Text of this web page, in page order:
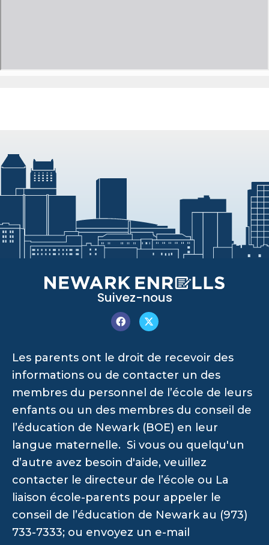
Suivez-nous
Les parents ont le droit de recevoir des
informations ou de contacter un des
membres du personnel de l’école de leurs
enfants ou un des membres du conseil de
l’éducation de Newark (BOE) en leur
langue maternelle. Si vous ou quelqu'un
d’autre avez besoin d'aide, veuillez
contacter le directeur de l’école ou La
liaison école-parents pour appeler le
conseil de l’éducation de Newark au (973)
733-7333; ou envoyez un e-mail